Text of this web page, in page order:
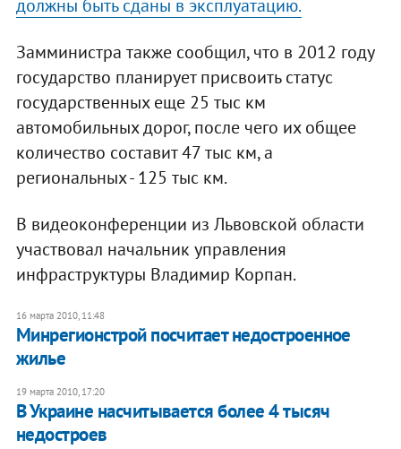
должны быть сданы в эксплуатацию.
Замминистра также сообщил, что в 2012 году
государство планирует присвоить статус
государственных еще 25 тыс км
автомобильных дорог, после чего их общее
количество составит 47 тыс км, а
региональных - 125 тыс км.
В видеоконференции из Львовской области
участвовал начальник управления
инфраструктуры Владимир Корпан.
16 марта 2010, 11:48
Минрегионстрой посчитает недостроенное
жилье
19 марта 2010, 17:20
В Украине насчитывается более 4 тысяч
недостроев